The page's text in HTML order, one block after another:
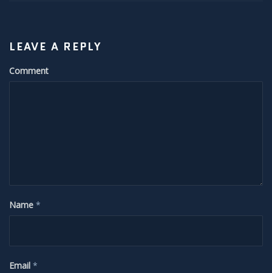
Weißlicht
H-Alpha
Mond
LEAVE A REPLY
Comment
Name *
Email *